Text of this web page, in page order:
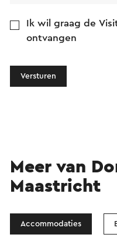
Ik wil graag de
ontvangen
Versturen
Meer van
Maastricht
Accommodaties